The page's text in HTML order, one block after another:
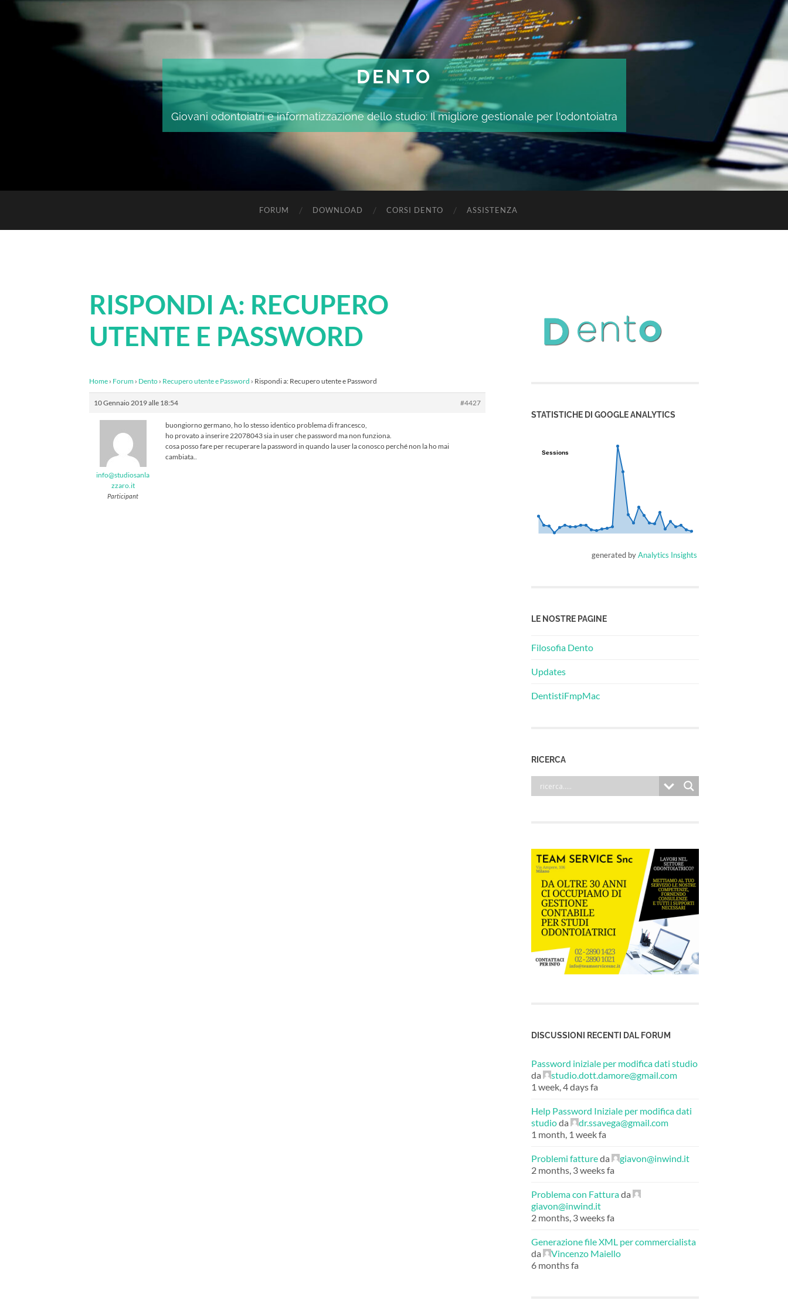
DENTO
Giovani odontoiatri e informatizzazione dello studio: Il migliore gestionale per l'odontoiatra
FORUM DOWNLOAD CORSI DENTO ASSISTENZA
RISPONDI A: RECUPERO
UTENTE E PASSWORD
Home › Forum › Dento › Recupero utente e Password › Rispondi a: Recupero utente e Password
10 Gennaio 2019 alle 18:54 #4427
info@studiosanla
zzaro.it
Participant
buongiorno germano, ho lo stesso identico problema di francesco,
ho provato a inserire 22078043 sia in user che password ma non funziona.
cosa posso fare per recuperare la password in quando la user la conosco perché non la ho mai
cambiata..
STATISTICHE DI GOOGLE ANALYTICS
Sessions
Sessions
generated byAnalytics Insights
LE NOSTRE PAGINE
Filosofia Dento
Updates
DentistiFmpMac
RICERCA
DISCUSSIONI RECENTI DAL FORUM
Password iniziale per modifica dati studio
da
studio.dott.damore@gmail.com
1 week, 4 days fa
Help Password Iniziale per modifica dati
studioda
dr.ssavega@gmail.com
1 month, 1 week fa
Problemi fattureda
giavon@inwind.it
2 months, 3 weeks fa
Problema con Fatturada
giavon@inwind.it
2 months, 3 weeks fa
Generazione file XML per commercialista
da
Vincenzo Maiello
6 months fa